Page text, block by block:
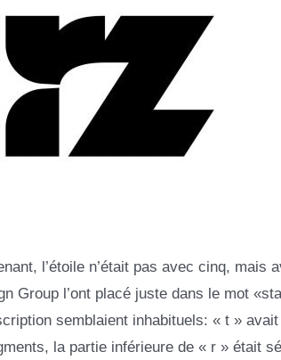
l’étoile n’était pas avec cinq, mais
Group l’ont placé juste dans le mot
semblaient inhabituels: « t »
la partie inférieure de « r » était